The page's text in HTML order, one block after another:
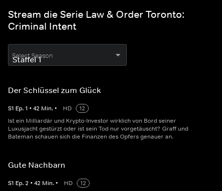
Stream die Serie Law & Order Toronto:
Criminal Intent
Select Season
Der Schlüssel zum Glück
S1 Ep.1 • 42 Min. • HD
12
Ist ein Milliardär und Krypto-Investor wirklich von Bord seiner
Luxusjacht gestürzt oder ist sein Tod nur vorgetäuscht? Graff und
Bateman schauen sich die Finanzen des Opfers genauer an.
Gute Nachbarn
S1 Ep.2 • 42 Min. • HD
12